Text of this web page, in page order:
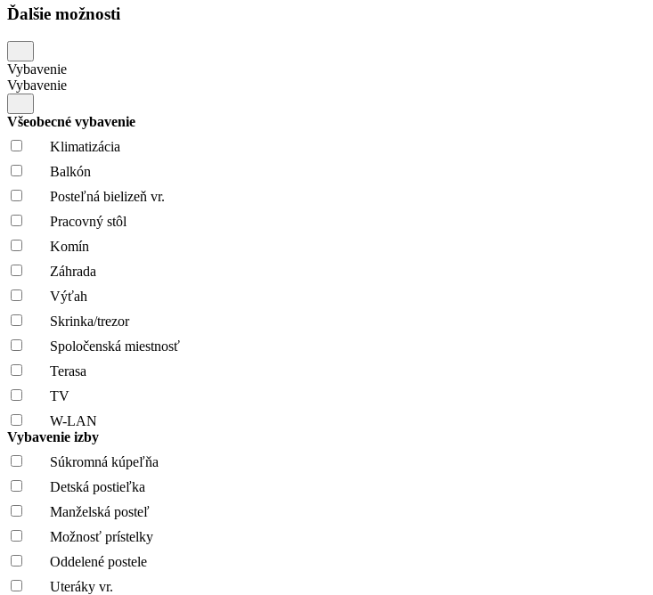
Ďalšie možnosti
Vybavenie
Vybavenie
Všeobecné vybavenie
Klimatizácia
Balkón
Posteľná bielizeň vr.
Pracovný stôl
Komín
Záhrada
Výťah
Skrinka/trezor
Spoločenská miestnosť
Terasa
TV
W-LAN
Vybavenie izby
Súkromná kúpeľňa
Detská postieľka
Manželská posteľ
Možnosť prístelky
Oddelené postele
Uteráky vr.